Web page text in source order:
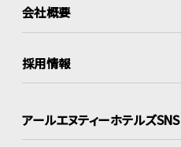
会社概要
採用情報
アールエヌティーホテルズSNS